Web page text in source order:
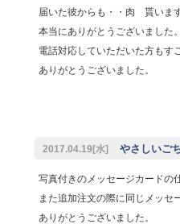
届いた彼からも・・肉 貰いま
本当にありがとうございました。
電話対応していただいた方もす
ありがとうございました。
2017.04.19[水] やさしい
写真付きのメッセージカードの
また追加注文の際に同じメッセ
ありがとうございました。